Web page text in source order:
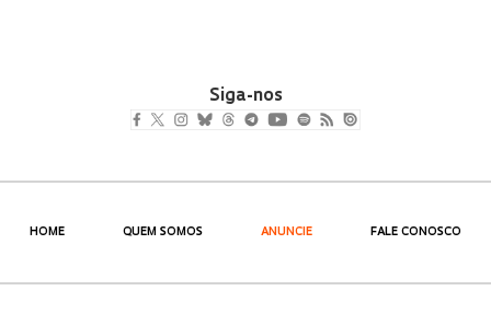
Siga-nos
HOME QUEM SOMOS ANUNCIE FALE CONOSCO